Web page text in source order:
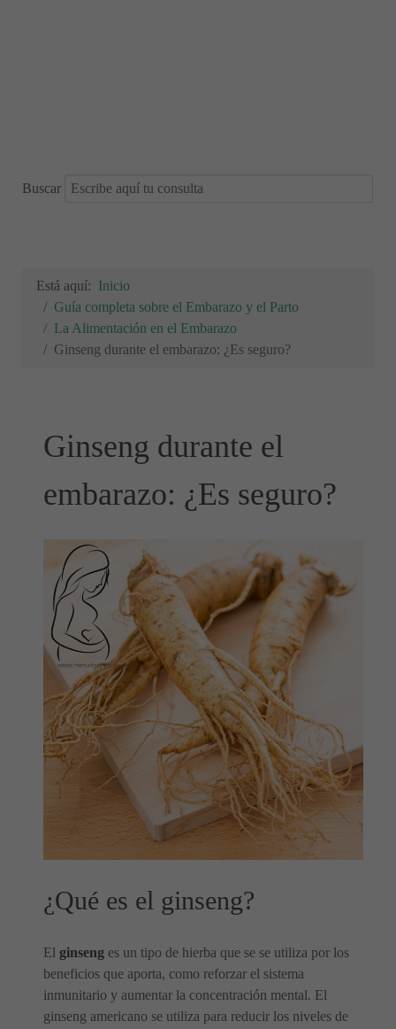
Buscar
Está aquí: Inicio
Guía completa sobre el Embarazo y el Parto
La Alimentación en el Embarazo
Ginseng durante el embarazo: ¿Es seguro?
Ginseng durante el
embarazo: ¿Es seguro?
¿Qué es el ginseng?
El ginseng es un tipo de hierba que se se utiliza por los
beneficios que aporta, como reforzar el sistema
inmunitario y aumentar la concentración mental. El
ginseng americano se utiliza para reducir los niveles de